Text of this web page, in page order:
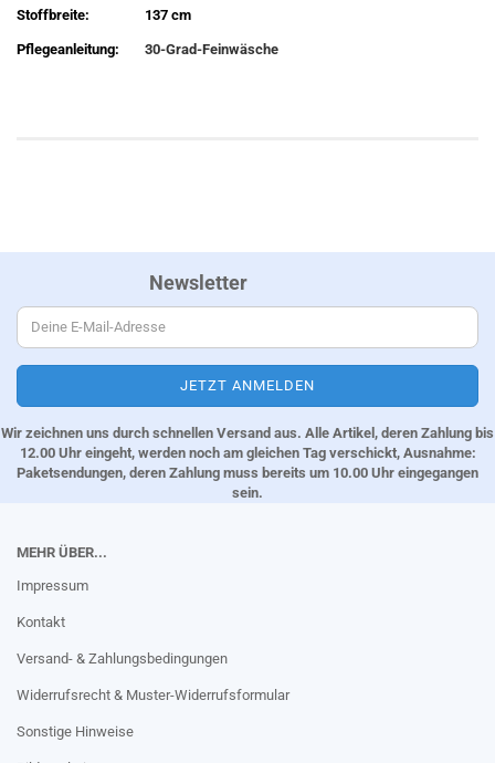
Stoffbreite:
137 cm
Pflegeanleitung: 30-Grad-Feinwäsche
Newsletter
Wir zeichnen uns durch schnellen Versand aus. Alle Artikel, deren Zahlung bis
12.00 Uhr eingeht, werden noch am gleichen Tag verschickt, Ausnahme:
Paketsendungen, deren Zahlung muss bereits um 10.00 Uhr eingegangen
sein.
MEHR ÜBER...
Impressum
Kontakt
Versand- & Zahlungsbedingungen
Widerrufsrecht & Muster-Widerrufsformular
Sonstige Hinweise